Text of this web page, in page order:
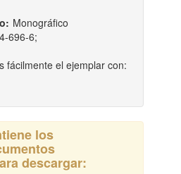
Monográfico
696-6;
fácilmente el ejemplar con:
los
descargar: